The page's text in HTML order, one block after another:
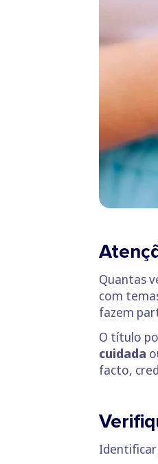
Quantas
com
fazem
O título
cuidada
facto,
Identificar